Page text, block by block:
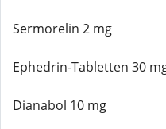
Sermorelin 2 mg
Ephedrin-Tabletten 30
Dianabol 10 mg